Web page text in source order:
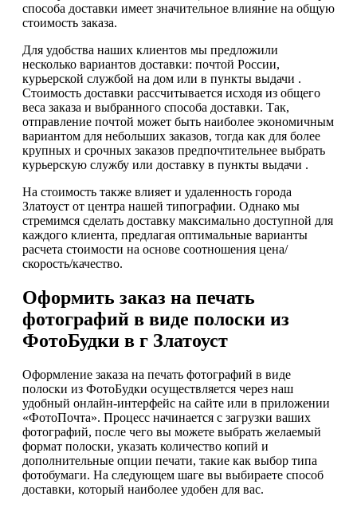
способа доставки имеет значительное влияние на общую
стоимость заказа.
Для удобства наших клиентов мы предложили
несколько вариантов доставки: почтой России,
курьерской службой на дом или в пункты выдачи .
Стоимость доставки рассчитывается исходя из общего
веса заказа и выбранного способа доставки. Так,
отправление почтой может быть наиболее экономичным
вариантом для небольших заказов, тогда как для более
крупных и срочных заказов предпочтительнее выбрать
курьерскую службу или доставку в пункты выдачи .
На стоимость также влияет и удаленность города
Златоуст от центра нашей типографии. Однако мы
стремимся сделать доставку максимально доступной для
каждого клиента, предлагая оптимальные варианты
расчета стоимости на основе соотношения цена/
скорость/качество.
Оформить заказ на печать
фотографий в виде полоски из
ФотоБудки в г Златоуст
Оформление заказа на печать фотографий в виде
полоски из ФотоБудки осуществляется через наш
удобный онлайн-интерфейс на сайте или в приложении
«ФотоПочта». Процесс начинается с загрузки ваших
фотографий, после чего вы можете выбрать желаемый
формат полоски, указать количество копий и
дополнительные опции печати, такие как выбор типа
фотобумаги. На следующем шаге вы выбираете способ
доставки, который наиболее удобен для вас.